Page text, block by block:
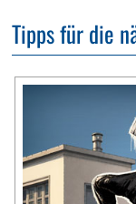
Tipps für die